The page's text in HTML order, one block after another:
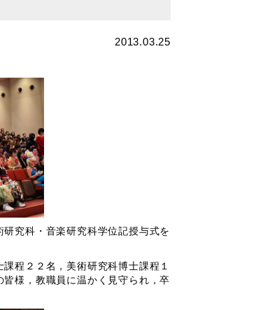
2013.03.25
究科・音楽研究科学位記授与式を
程２２名，美術研究科博士課程１
様，教職員に温かく見守られ，卒